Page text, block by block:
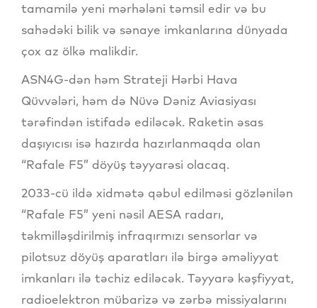
tamamilə yeni mərhələni təmsil edir və bu
sahədəki bilik və sənaye imkanlarına dünyada
çox az ölkə malikdir.
ASN4G-dən həm Strateji Hərbi Hava
Qüvvələri, həm də Nüvə Dəniz Aviasiyası
tərəfindən istifadə ediləcək. Raketin əsas
daşıyıcısı isə hazırda hazırlanmaqda olan
“Rafale F5” döyüş təyyarəsi olacaq.
2033-cü ildə xidmətə qəbul edilməsi gözlənilən
“Rafale F5” yeni nəsil AESA radarı,
təkmilləşdirilmiş infraqırmızı sensorlar və
pilotsuz döyüş aparatları ilə birgə əməliyyat
imkanları ilə təchiz ediləcək. Təyyarə kəşfiyyat,
radioelektron mübarizə və zərbə missiyalarını